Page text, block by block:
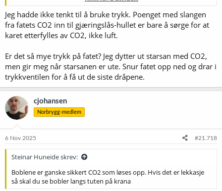
Koble på gass på fatet slik at trykket utjevnes mellom kar og fat
Til slutt - og det må være helt til slutt - kobler du øl på fatet.
Fix ferdig
Jeg hadde ikke tenkt til å bruke trykk. Poenget med slangen
fra fatets CO2 inn til gjæringslås-hullet er bare å sørge for at
karet etterfylles av CO2, ikke luft.
Er det så mye trykk på fatet? Jeg dytter ut starsan med CO2,
men gir meg når starsanen er ute. Snur fatet opp ned og drar i
trykkventilen for å få ut de siste dråpene.
cjohansen
Norbrygg-medlem
6 Nov 2025 #21.718
Steinar Huneide skrev:
Boblene er ganske sikkert CO2 som løses opp. Hvis det er lekkasje
så skal du se bobler langs tuten på krana